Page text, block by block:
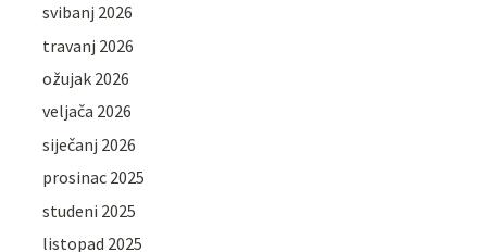
svibanj 2026
travanj 2026
ožujak 2026
veljača 2026
siječanj 2026
prosinac 2025
studeni 2025
listopad 2025